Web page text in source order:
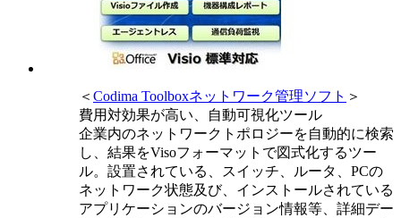
＜ Codima Toolboxネットワーク管理ソフト ＞
費用対効果が高い、自動可視化ツール
企業内のネットワークトポロジーを自動的に検索
し、結果をVisoフォーマットで図式化するツー
ル。設置されている、スイッチ、ルータ、PCの
ネットワーク状態及び、インストールされている
アプリケーションのバージョン情報等、詳細デー